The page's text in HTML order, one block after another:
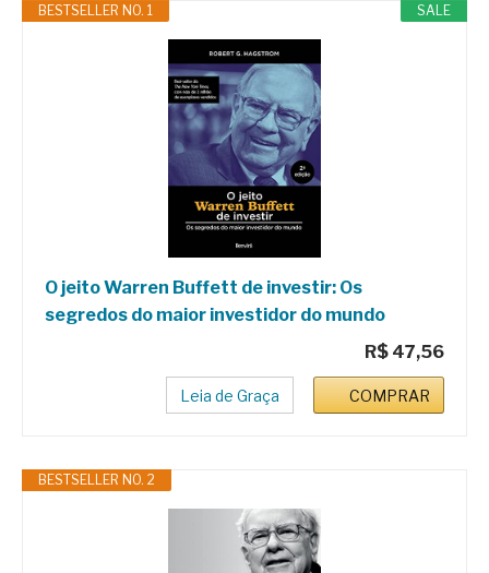
SALE
BESTSELLER NO. 1
O jeito Warren Buffett de investir: Os
segredos do maior investidor do mundo
R$ 47,56
Leia de Graça COMPRAR
BESTSELLER NO. 2